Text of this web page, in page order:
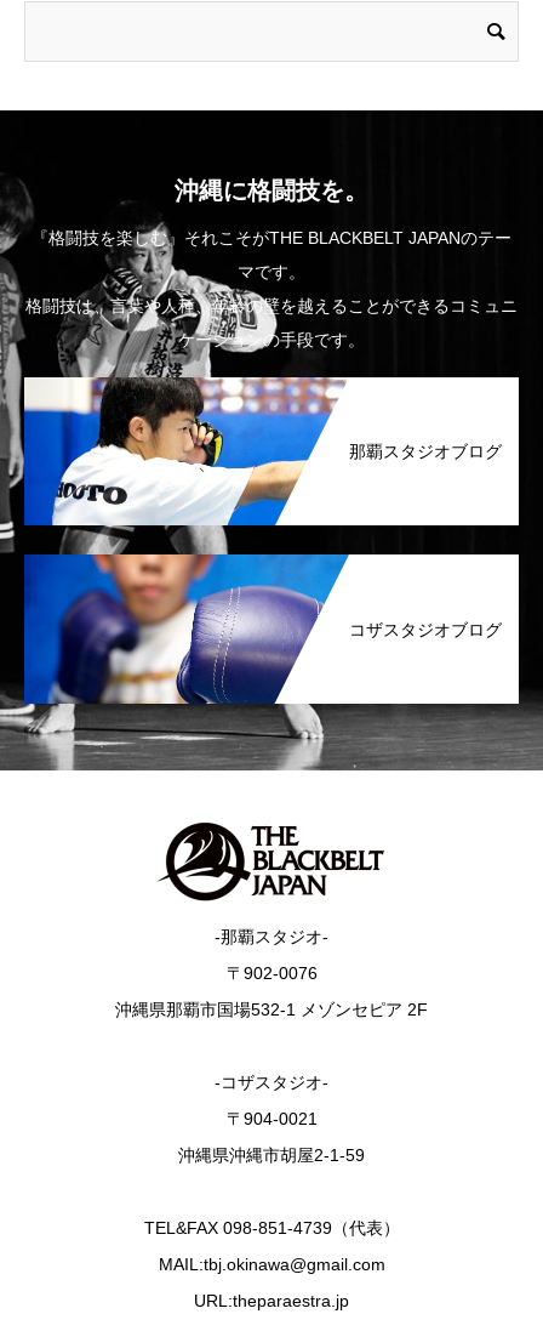
沖縄に格闘技を。
『格闘技を楽しむ』それこそがTHE BLACKBELT JAPANのテー
マです。
格闘技は、言葉や人種、年齢の壁を越えることができるコミュニ
ケーションの手段です。
那覇スタジオブログ
コザスタジオブログ
-那覇スタジオ-
〒902-0076
沖縄県那覇市国場532-1 メゾンセピア 2F
-コザスタジオ-
〒904-0021
沖縄県沖縄市胡屋2-1-59
TEL&FAX 098-851-4739（代表）
MAIL:tbj.okinawa@gmail.com
URL:theparaestra.jp